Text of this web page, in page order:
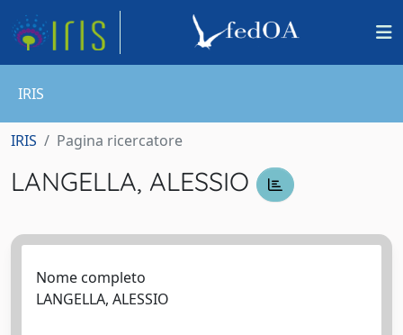
IRIS
IRIS Pagina ricercatore
LANGELLA, ALESSIO
Nome completo
LANGELLA, ALESSIO